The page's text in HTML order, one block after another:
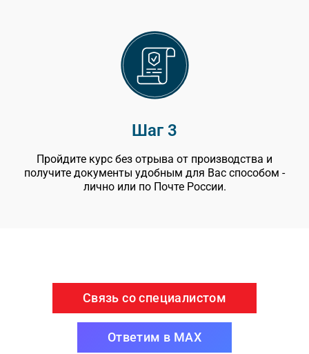
Шаг 3
Пройдите курс без отрыва от производства и
получите документы удобным для Вас способом -
лично или по Почте России.
Связь со специалистом
Ответим в MAX